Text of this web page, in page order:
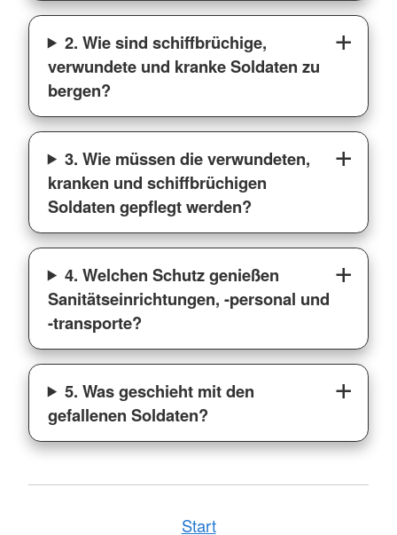
2. Wie sind schiffbrüchige,
verwundete und kranke Soldaten zu
bergen?
3. Wie müssen die verwundeten,
kranken und schiffbrüchigen
Soldaten gepflegt werden?
4. Welchen Schutz genießen
Sanitätseinrichtungen, -personal und
-transporte?
5. Was geschieht mit den
gefallenen Soldaten?
Start